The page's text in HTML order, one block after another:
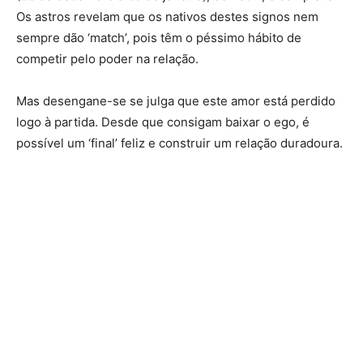
Os astros revelam que os nativos destes signos nem
sempre dão ‘match’, pois têm o péssimo hábito de
competir pelo poder na relação.
Mas desengane-se se julga que este amor está perdido
logo à partida. Desde que consigam baixar o ego, é
possível um ‘final’ feliz e construir um relação duradoura.